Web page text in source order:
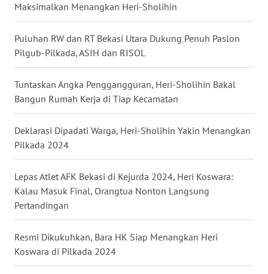
Maksimalkan Menangkan Heri-Sholihin
Puluhan RW dan RT Bekasi Utara Dukung Penuh Paslon
Pilgub-Pilkada, ASIH dan RISOL
Tuntaskan Angka Penggangguran, Heri-Sholihin Bakal
Bangun Rumah Kerja di Tiap Kecamatan
Deklarasi Dipadati Warga, Heri-Sholihin Yakin Menangkan
Pilkada 2024
Lepas Atlet AFK Bekasi di Kejurda 2024, Heri Koswara:
Kalau Masuk Final, Orangtua Nonton Langsung
Pertandingan
Resmi Dikukuhkan, Bara HK Siap Menangkan Heri
Koswara di Pilkada 2024
WN
WN
DAIRI
WN
DANAU
TOBA
WN
NIAS
WN